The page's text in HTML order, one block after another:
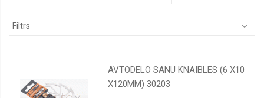
Birstes
Gāzes
instrumenti
AVTODELO SANU KNAIBLES (6 Х10
Х120MM) 30203